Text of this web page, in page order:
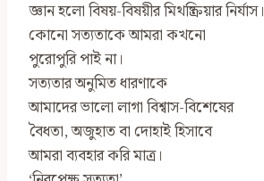
জ্ঞান হলো বিষয়-বিষয়ীর মিথষ্ক্রিয়ার নির্যাস।
কোনো সত্যতাকে আমরা কখনো
পুরোপুরি পাই না।
সত্যতার অনুমিত ধারণাকে
আমাদের ভালো লাগা বিশ্বাস-বিশেষের
বৈধতা, অজুহাত বা দোহাই হিসাবে
আমরা ব্যবহার করি মাত্র।